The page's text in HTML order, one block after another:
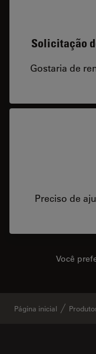
Solicitação
Gostaria de
Preciso de
Você
Página inicial